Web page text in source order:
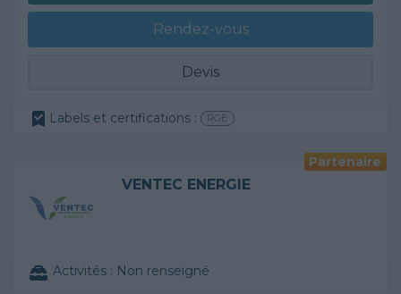
Rendez-vous
Devis
Labels et certifications : RGE
Partenaire
VENTEC ENERGIE
Activités : Non renseigné